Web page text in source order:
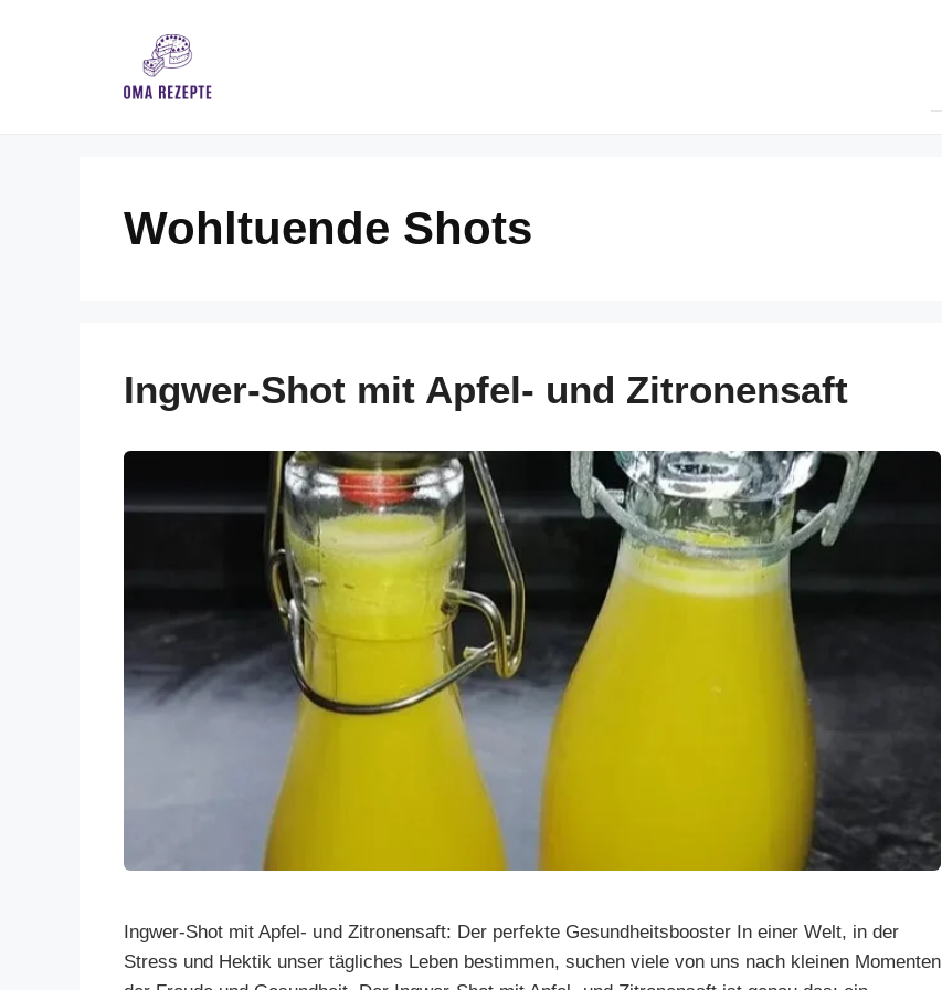
Wohltuende Shots
Ingwer-Shot mit Apfel- und Zitronensaft
Ingwer-Shot mit Apfel- und Zitronensaft: Der perfekte Gesundheitsbooster In einer Welt, in der
Stress und Hektik unser tägliches Leben bestimmen, suchen viele von uns nach kleinen Momenten